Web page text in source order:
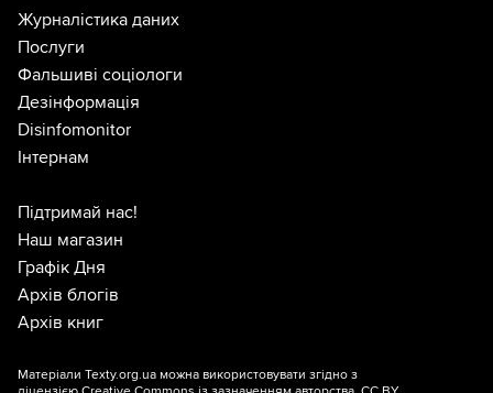
Журналістика даних
Послуги
Фальшиві соціологи
Дезінформація
Disinfomonitor
Інтернам
Підтримай нас!
Наш магазин
Графік Дня
Архів блогів
Архів книг
Матеріали Texty.org.ua можна використовувати згідно з